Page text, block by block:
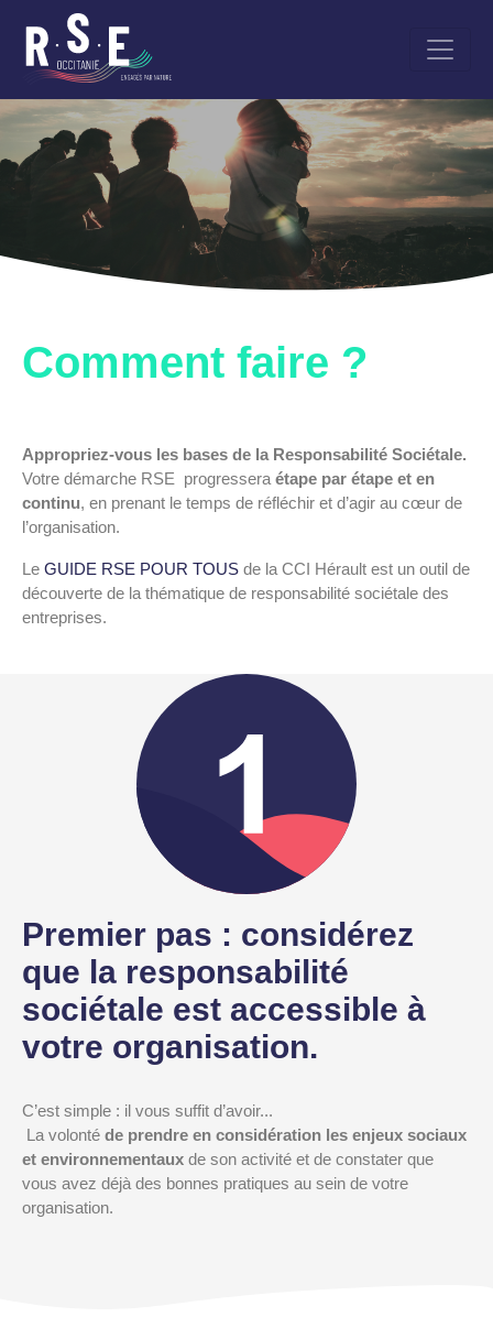
contenu
Comment faire ?
Appropriez-vous les bases de la Responsabilité Sociétale.
Votre démarche RSE progressera étape par étape et en
continu, en prenant le temps de réfléchir et d’agir au cœur de
l’organisation.
Le GUIDE RSE POUR TOUS de la CCI Hérault est un outil de
découverte de la thématique de responsabilité sociétale des
entreprises.
Premier pas : considérez
que la responsabilité
sociétale est accessible à
votre organisation.
C’est simple : il vous suffit d’avoir...
La volonté de prendre en considération les enjeux sociaux
et environnementaux de son activité et de constater que
vous avez déjà des bonnes pratiques au sein de votre
organisation.